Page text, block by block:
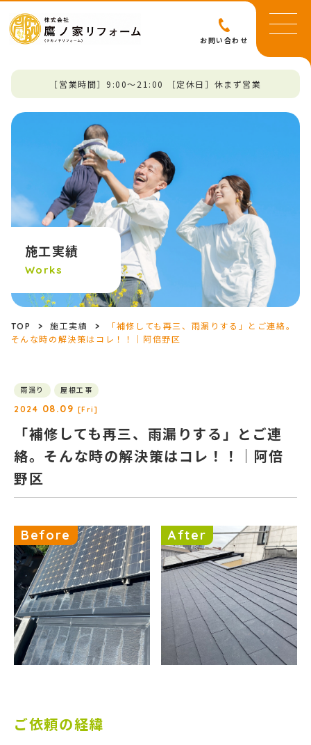
お問い合わせ
［営業時間］9:00～21:00 ［定休日］休まず営業
施工実績
Works
TOP > 施工実績 >
「補修しても再三、雨漏りする」とご連絡。
そんな時の解決策はコレ！！｜阿倍野区
雨漏り 屋根工事
2024 08.09 [Fri]
「補修しても再三、雨漏りする」とご連
絡。そんな時の解決策はコレ！！｜阿倍
野区
Before After
ご依頼の経緯